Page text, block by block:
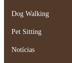
Dog Walking
Pet Sitting
Notícias